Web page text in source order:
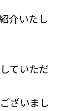
介いたし
ていただ
ざいまし